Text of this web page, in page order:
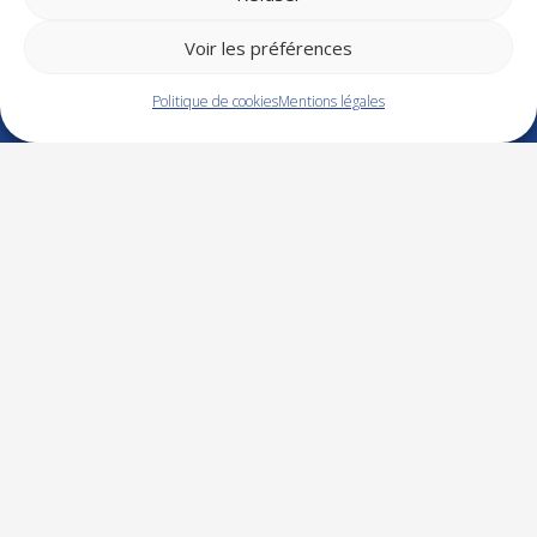
Voir les préférences
Politique de cookiesMentions légales
Développement commercial
Finance – Gestion